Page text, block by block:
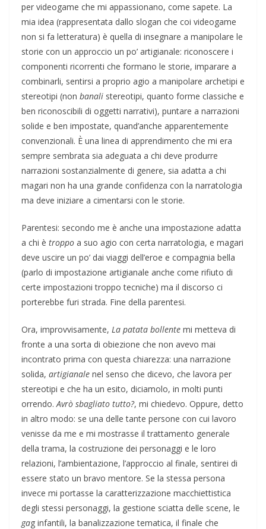
per videogame che mi appassionano, come sapete. La
mia idea (rappresentata dallo slogan che coi videogame
non si fa letteratura) è quella di insegnare a manipolare le
storie con un approccio un po’ artigianale: riconoscere i
componenti ricorrenti che formano le storie, imparare a
combinarli, sentirsi a proprio agio a manipolare archetipi e
stereotipi (non banali stereotipi, quanto forme classiche e
ben riconoscibili di oggetti narrativi), puntare a narrazioni
solide e ben impostate, quand’anche apparentemente
convenzionali. È una linea di apprendimento che mi era
sempre sembrata sia adeguata a chi deve produrre
narrazioni sostanzialmente di genere, sia adatta a chi
magari non ha una grande confidenza con la narratologia
ma deve iniziare a cimentarsi con le storie.
Parentesi: secondo me è anche una impostazione adatta
a chi è troppo a suo agio con certa narratologia, e magari
deve uscire un po’ dai viaggi dell’eroe e compagnia bella
(parlo di impostazione artigianale anche come rifiuto di
certe impostazioni troppo tecniche) ma il discorso ci
porterebbe furi strada. Fine della parentesi.
Ora, improvvisamente, La patata bollente mi metteva di
fronte a una sorta di obiezione che non avevo mai
incontrato prima con questa chiarezza: una narrazione
solida, artigianale nel senso che dicevo, che lavora per
stereotipi e che ha un esito, diciamolo, in molti punti
orrendo.Avrò sbagliato tutto?, mi chiedevo. Oppure, detto
in altro modo: se una delle tante persone con cui lavoro
venisse da me e mi mostrasse il trattamento generale
della trama, la costruzione dei personaggi e le loro
relazioni, l’ambientazione, l’approccio al finale, sentirei di
essere stato un bravo mentore. Se la stessa persona
invece mi portasse la caratterizzazione macchiettistica
degli stessi personaggi, la gestione sciatta delle scene, le
gag infantili, la banalizzazione tematica, il finale che